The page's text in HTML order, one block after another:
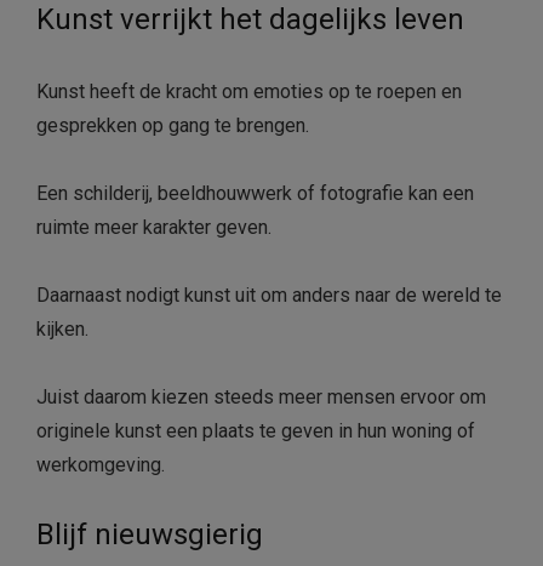
Kunst verrijkt het dagelijks leven
Kunst heeft de kracht om emoties op te roepen en
gesprekken op gang te brengen.
Een schilderij, beeldhouwwerk of fotografie kan een
ruimte meer karakter geven.
Daarnaast nodigt kunst uit om anders naar de wereld te
kijken.
Juist daarom kiezen steeds meer mensen ervoor om
originele kunst een plaats te geven in hun woning of
werkomgeving.
Blijf nieuwsgierig